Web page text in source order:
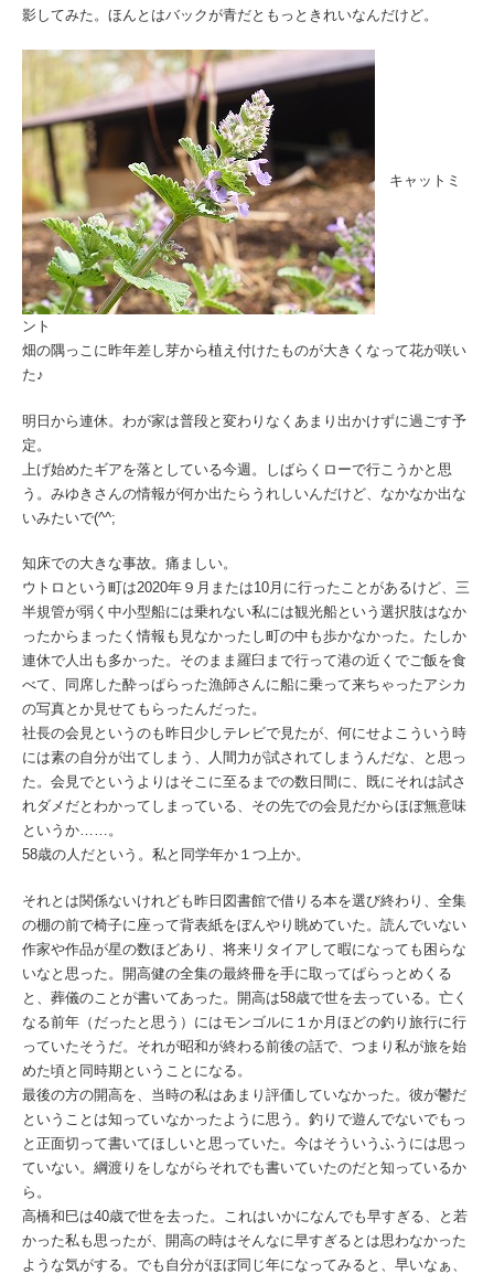
影してみた。ほんとはバックが青だともっときれいなんだけど。
キャットミ
ント
畑の隅っこに昨年差し芽から植え付けたものが大きくなって花が咲い
た♪
明日から連休。わが家は普段と変わりなくあまり出かけずに過ごす予
定。
上げ始めたギアを落としている今週。しばらくローで行こうかと思
う。みゆきさんの情報が何か出たらうれしいんだけど、なかなか出な
いみたいで(^^;
知床での大きな事故。痛ましい。
ウトロという町は2020年９月または10月に行ったことがあるけど、三
半規管が弱く中小型船には乗れない私には観光船という選択肢はなか
ったからまったく情報も見なかったし町の中も歩かなかった。たしか
連休で人出も多かった。そのまま羅臼まで行って港の近くでご飯を食
べて、同席した酔っぱらった漁師さんに船に乗って来ちゃったアシカ
の写真とか見せてもらったんだった。
社長の会見というのも昨日少しテレビで見たが、何にせよこういう時
には素の自分が出てしまう、人間力が試されてしまうんだな、と思っ
た。会見でというよりはそこに至るまでの数日間に、既にそれは試さ
れダメだとわかってしまっている、その先での会見だからほぼ無意味
というか……。
58歳の人だという。私と同学年か１つ上か。
それとは関係ないけれども昨日図書館で借りる本を選び終わり、全集
の棚の前で椅子に座って背表紙をぼんやり眺めていた。読んでいない
作家や作品が星の数ほどあり、将来リタイアして暇になっても困らな
いなと思った。開高健の全集の最終冊を手に取ってぱらっとめくる
と、葬儀のことが書いてあった。開高は58歳で世を去っている。亡く
なる前年（だったと思う）にはモンゴルに１か月ほどの釣り旅行に行
っていたそうだ。それが昭和が終わる前後の話で、つまり私が旅を始
めた頃と同時期ということになる。
最後の方の開高を、当時の私はあまり評価していなかった。彼が鬱だ
ということは知っていなかったように思う。釣りで遊んでないでもっ
と正面切って書いてほしいと思っていた。今はそういうふうには思っ
ていない。綱渡りをしながらそれでも書いていたのだと知っているか
ら。
高橋和巳は40歳で世を去った。これはいかになんでも早すぎる、と若
かった私も思ったが、開高の時はそんなに早すぎるとは思わなかった
ような気がする。でも自分がほぼ同じ年になってみると、早いなぁ、